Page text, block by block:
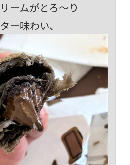
ームがとろ～り
ー味わい、